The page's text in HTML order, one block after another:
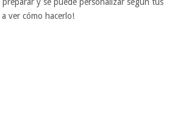
ver cómo hacerlo!